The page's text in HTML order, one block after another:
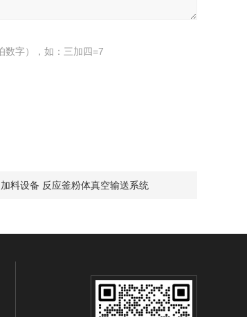
数字），如：三加四=7
料设备 反应釜粉体真空输送系统